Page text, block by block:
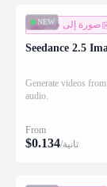
NEW
صورة إلى فيديو
Seedance 2.5
Generate videos
audio.
From
$0.134 /ثانية